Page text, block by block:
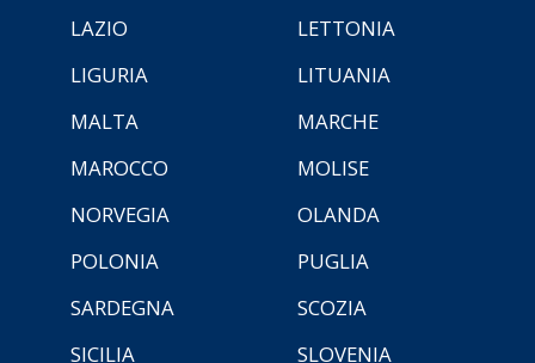
LAZIO
LETTONIA
LIGURIA
LITUANIA
MALTA
MARCHE
MAROCCO
MOLISE
NORVEGIA
OLANDA
POLONIA
PUGLIA
SARDEGNA
SCOZIA
SICILIA
SLOVENIA